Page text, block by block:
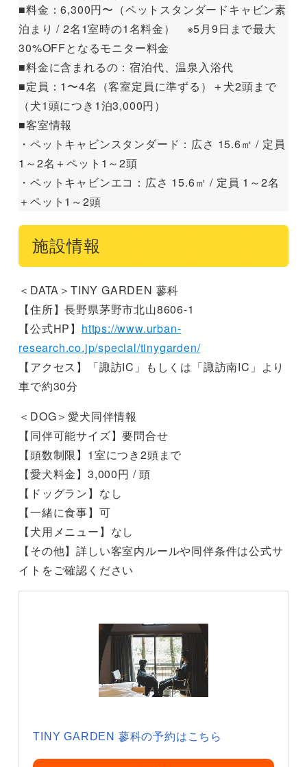
■料金：6,300円〜（ペットスタンダードキャビン素
泊まり / 2名1室時の1名料金） ※5月9日まで最大
30%OFFとなるモニター料金
■料金に含まれるの：宿泊代、温泉入浴代
■定員：1〜4名（客室定員に準ずる）＋犬2頭まで
（犬1頭につき1泊3,000円）
■客室情報
・ペットキャビンスタンダード：広さ 15.6㎡ / 定員
1～2名＋ペット1～2頭
・ペットキャビンエコ：広さ 15.6㎡ / 定員 1～2名
＋ペット1～2頭
施設情報
＜DATA＞TINY GARDEN 蓼科
【住所】長野県茅野市北山8606-1
【公式HP】 https://www.urban-
research.co.jp/special/tinygarden/
【アクセス】「諏訪IC」もしくは「諏訪南IC」より
車で約30分
＜DOG＞愛犬同伴情報
【同伴可能サイズ】要問合せ
【頭数制限】1室につき2頭まで
【愛犬料金】3,000円 / 頭
【ドッグラン】なし
【一緒に食事】可
【犬用メニュー】なし
【その他】詳しい客室内ルールや同伴条件は公式サ
イトをご確認ください
TINY GARDEN 蓼科の予約はこちら